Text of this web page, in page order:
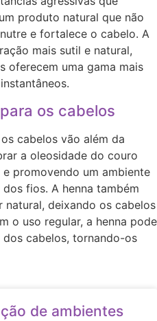
produto natural que não
e fortalece o cabelo. A
mais sutil e natural,
oferecem uma gama mais
os cabelos
cabelos vão além da
a oleosidade do couro
promovendo um ambiente
fios. A henna também
deixando os cabelos
o uso regular, a henna pode
cabelos, tornando-os
de ambientes